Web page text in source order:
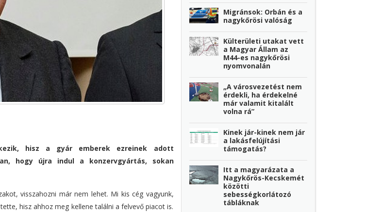
hisz a gyár emberek ezreinek adott
hogy újra indula konzervgyártás, sokan
visszahozni már nem lehet. Mi kis cég vagyunk,
hisz ahhoz meg kellene találni a felvevő piacot is.
Migránsok: Orbán és a
nagykőrösi valóság
Külterületi utakat vett
a Magyar Állam az
M44-es nagykőrösi
nyomvonalán
„A városvezetést nem
érdekli, ha érdekelné
már valamit kitalált
volna rá”
Kinek jár-kinek nem jár
a lakásfelújítási
támogatás?
Itt a magyarázata a
Nagykőrös-Kecskemét
közötti
sebességkorlátozó
tábláknak